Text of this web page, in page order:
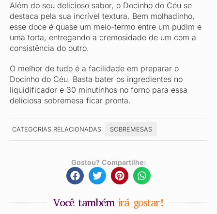
Além do seu delicioso sabor, o Docinho do Céu se
destaca pela sua incrível textura. Bem molhadinho,
esse doce é quase um meio-termo entre um pudim e
uma torta, entregando a cremosidade de um com a
consistência do outro.
O melhor de tudo é a facilidade em preparar o
Docinho do Céu. Basta bater os ingredientes no
liquidificador e 30 minutinhos no forno para essa
deliciosa sobremesa ficar pronta.
CATEGORIAS RELACIONADAS: SOBREMESAS
Gostou? Compartilhe:
Você também irá gostar!
Crie e Venda Snacks Caseiros
Criativos que Conquistam Paladares